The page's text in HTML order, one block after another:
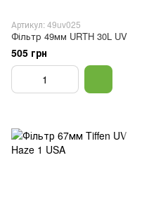
Артикул: 49uv025
Фільтр 49мм URTH 30L UV
505 грн